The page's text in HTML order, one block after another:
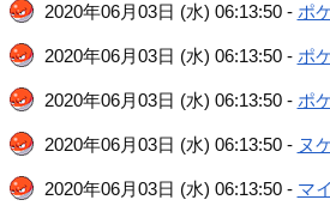
2020年06月03日 (水) 06:13:50 - ポ
2020年06月03日 (水) 06:13:50 - ポ
2020年06月03日 (水) 06:13:50 - ポ
2020年06月03日 (水) 06:13:50 - ヌ
2020年06月03日 (水) 06:13:50 - マイ